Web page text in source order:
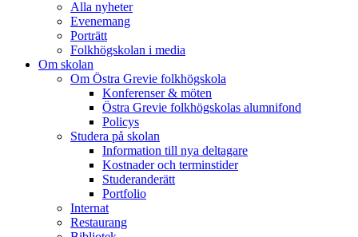
Alla nyheter
Evenemang
Porträtt
Folkhögskolan i media
Om skolan
Om Östra Grevie folkhögskola
Konferenser & möten
Östra Grevie folkhögskolas alumnifond
Policys
Studera på skolan
Information till nya deltagare
Kostnader och terminstider
Studeranderätt
Portfolio
Internat
Restaurang